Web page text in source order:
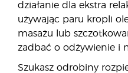
działanie dla ekstra
używając paru kropli
masażu lub
zadbać o odżywienie i
Szukasz odrobiny